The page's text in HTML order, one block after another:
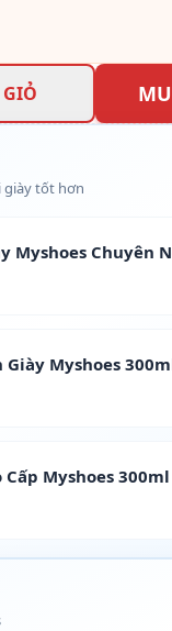
giày tốt hơn
Myshoes Chuyên
Giày Myshoes
Myshoes 300ml